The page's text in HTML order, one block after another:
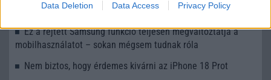
Data Deletion Data Access Privacy Policy
észrevétlenül könnyíti meg a mindennapokat
Ez a rejtett Samsung funkció teljesen megváltoztatja a
mobilhasználatot – sokan mégsem tudnak róla
Nem biztos, hogy érdemes kivárni az iPhone 18 Prot